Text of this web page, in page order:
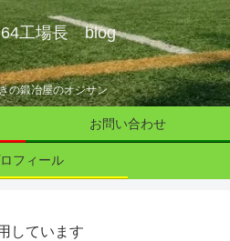
64工場長 blog
の鍛冶屋のオジサン
お問い合わせ
フィール
しています